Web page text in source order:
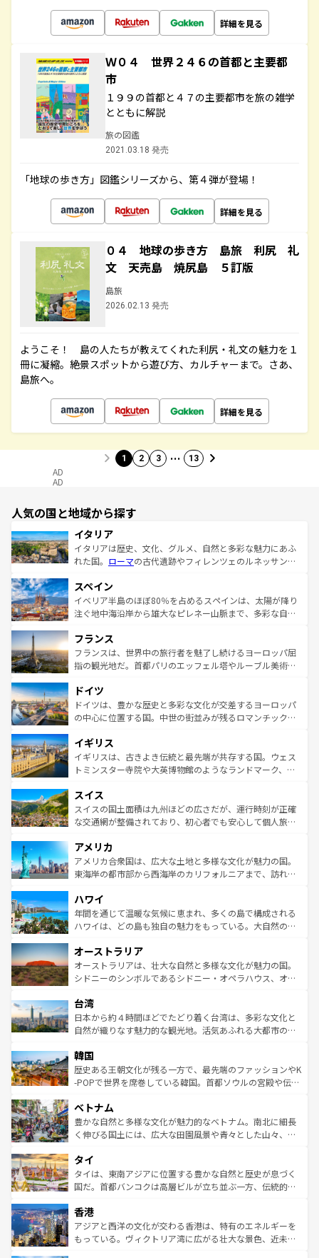
詳細を見る
Ｗ０４ 世界２４６の首都と主要都
市
１９９の首都と４７の主要都市を旅の雑学
とともに解説
旅の図鑑
2021.03.18 発売
「地球の歩き方」図鑑シリーズから、第４弾が登場！
詳細を見る
０４ 地球の歩き方 島旅 利尻 礼
文 天売島 焼尻島 ５訂版
島旅
2026.02.13 発売
ようこそ！ 島の人たちが教えてくれた利尻・礼文の魅力を１
冊に凝縮。絶景スポットから遊び方、カルチャーまで。さあ、
島旅へ。
詳細を見る
1 2 3 … 13
AD
AD
人気の国と地域から探す
イタリア
イタリアは歴史、文化、グルメ、自然と多彩な魅力にあふ
れた国。 ローマの古代遺跡やフィレンツェのルネッサンス
ろん、トスカーナの美しい田園風景やアマルフィ海岸の絶
景など、自然景観も見逃せない。観光の合間には、本場の
ピザやパスタなど、絶品のイタリア料理を堪能することも
ませてくれるイタリアで、忘れられない旅をしてみよう！
なお、新着のイタリア情報はコンテンツ一覧 を参照してほ
しい。
スペイン
イベリア半島のほぼ80％を占めるスペインは、太陽が降り
注ぐ地中海沿岸から雄大なピレネー山脈まで、多彩な自然
文化が根付くこの国では、情熱的なフラメンコ、熱気あふ
れる闘牛、そして美味しいタパスが生活の一部となってい
る。首都マドリードの洗練された雰囲気や、バルセロナの
の城塞都市、穏やかなビーチリゾートまで多彩な表情を見
せる。地方によって風土や気候が異なるスペインはその個
性で訪れる人を魅了する。 なお、新着のスペイン情報はコ
フランス
フランスは、世界中の旅行者を魅了し続けるヨーロッパ屈
指の観光地だ。首都パリのエッフェル塔やルーブル美術館
で、幅広い魅力が詰まっている。華麗な宮殿、歴史的な大
聖堂、美しいビーチ、そして豊かな自然が、訪れる者を心
から魅了する。また、フランスは美食の国としても知ら
いる。シャンパンの発祥地であるランス、プロヴァンスの
香り高いラベンダー畑など、多彩な楽しみ方が可能だ。さ
らに、パリ以外の地域にも魅力が溢れており、どの街角に
れる地方に足を運ぶとそれぞれで全く異なる文化を体験で
きるだろう。 なお、新着のフランス情報はコンテンツ一覧
を参照してほしい。
ドイツ
ドイツは、豊かな歴史と多彩な文化が交差するヨーロッパ
の中心に位置する国。中世の街並みが残るロマンチック街
顔を持つこの国は、どこを歩いても飽きることがない。ベ
ルリンの文化的活気、バイエルン州のアルプスの絶景、そ
してライン川沿いのワイン畑といった風景は必見。ビール
は、お酒好きな人にはぜひ体験してほしい。 なお、新着の
ドイツ情報はコンテンツ一覧を参照してほしい。
イギリス
イギリスは、古きよき伝統と最先端が共存する国。ウェス
トミンスター寺院や大英博物館のようなランドマーク、歴
リアごとに異なる魅力がある。また、優雅なアフタヌーン
ティー、ビール好きにはたまらない英国パブ、サッカー観
戦など、本場だからこそできる体験も豊富。イギリスを旅
ンツ一覧を参照してほしい。
スイス
スイスの国土面積は九州ほどの広さだが、運行時刻が正確
な交通網が整備されており、初心者でも安心して個人旅行
の建物がそのまま残る町や、スイスならではのユニークな
博物館もあり、アルプス観光だけでなく町歩きも満喫する
ことができる。国民の所得が高いため物価も高いが、旅行
ば市内交通費無料で観光を楽しむこともできる。 なお、新
着のスイス情報はコンテンツ一覧 を参照してほしい。
アメリカ
アメリカ合衆国は、広大な土地と多様な文化が魅力の国。
東海岸の都市部から西海岸のカリフォルニアまで、訪れる
のような巨大都市は、観光、ショッピング、エンターテイ
ンメントが詰まった刺激的なスポットだ。一方、アメリカ
西部には大自然が広がり、グランドキャニオンやイエロー
部のニューオーリンズでは、音楽と美食が融合した独特の
文化が魅力。旅行者はアメリカの各地域で異なる魅力を楽
しみながら、その多様性と豊かな歴史を感じることができ
ならではの贅沢な旅のスタイルだ。 なお、新着のアメリカ
情報はコンテンツ一覧を参照してほしい。
ハワイ
年間を通じて温暖な気候に恵まれ、多くの島で構成される
ハワイは、どの島も独自の魅力をもっている。大自然の神
ワイ島は見逃せない。また、定番の観光地といえばオアフ
島だが、静かな自然を求めるならマウイ島やカウアイ島が
おすすめ。エメラルドグリーンに輝く海をはじめ、豊かな
れるおもてなしの心で訪れる人々を迎えてくれるハワイの
人々、おいしいローカルフードやハワイアンミュージッ
ク、伝統的なフラダンスなど、すべてがハワイの魅力を彩
ワイを、存分に味わってほしい。 なお、新着のハワイ情報
はコンテンツ一覧を参照してほしい。
オーストラリア
オーストラリアは、壮大な自然と多様な文化が魅力の国。
シドニーのシンボルであるシドニー・オペラハウス、オー
リアリーフや大陸中央部にそびえるウルル（エアーズロッ
ク）、タスマニアの美しい原生林やケアンズの熱帯雨林な
ど、見どころがたくさん。また、カフェやワイン、オージ
いる。アクティビティも充実しており、サーフィンやダイ
ビング、ハイキングなど、アウトドア好きにはたまらな
い。オーストラリアの多彩な魅力を存分に味わいつくそ
参照してほしい。
台湾
日本から約４時間ほどでたどり着く台湾は、多彩な文化と
自然が織りなす魅力的な観光地。活気あふれる大都市の台
ン）、静ひつな山岳地帯である台湾東部など、都市の喧騒
と山間の静けさが共存しており、訪れる人に新しい発見と
驚きをもたらしてくれる。また、奥深い台湾の食文化も魅
容にもいいと評判のスイーツなど、バラエティ豊かな料理
が味わえる。 なお、新着の台湾情報は コンテンツ一覧を参
照してほしい。
韓国
歴史ある王朝文化が残る一方で、最先端のファッションやK
-POPで世界を席巻している韓国。首都ソウルの宮殿や伝統
き、地方に足を延ばせば四季折々の自然美を楽しむことが
できる。そして、キムチや焼肉、絶品のストリートフード
まで、さまざまな韓国料理が待っている。夜には、韓国な
リティに包まれながら、韓国の多彩な魅力を心ゆくまで味
わってみてほしい。 なお、新着の韓国情報はコンテンツ一
覧を参照してほしい。
ベトナム
豊かな自然と多様な文化が魅力的なベトナム。南北に細長
く伸びる国土には、広大な田園風景や青々とした山々、世
急速な発展と共に伝統が息づく。ハノイの古い町並みやホ
ーチミン市のフランス統治時代の建物も、独特の雰囲気を
醸し出している。また、バラエティの豊かさとおいしさで
とつ。フォーやバインミー、ベトナムコーヒーなどは、ぜ
ひ現地で味わいたい。どの地域を訪れてもあたたかい人々
が旅行者を迎えてくれるので、きっと忘れられない旅にな
タイ
タイは、東南アジアに位置する豊かな自然と歴史が息づく
国だ。首都バンコクは高層ビルが立ち並ぶ一方、伝統的な
の活気が交差している。北部ではチェンマイなどの山岳地
帯で自然と触れ合い、南部ではプーケットやクラビの美し
いビーチでリゾート気分を楽しむことができる。タイ料理
香港
アジアと西洋の文化が交わる香港は、特有のエネルギーを
もっている。ヴィクトリア湾に広がる壮大な景色、近未来